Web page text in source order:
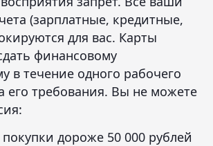
(зарплатные, кредитные,
для вас. Карты
финансовому
в течение одного рабочего
его требования. Вы не можете
дороже 50 000 рублей